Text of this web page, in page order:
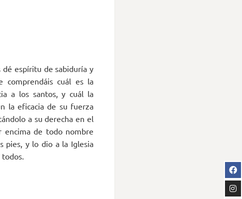
dé espíritu de sabiduría y
comprendáis cuál es la
a los santos, y cuál la
la eficacia de su fuerza
a su derecha en el
encima de todo nombre
pies, y lo dio a la Iglesia
todos.